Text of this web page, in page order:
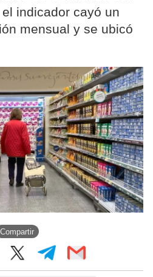
indicador cayó un
mensual y se ubicó
Compartir